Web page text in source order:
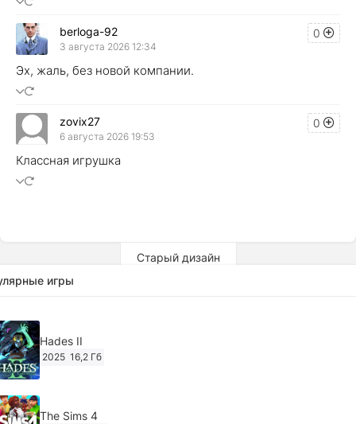
0
berloga-92
3 августа 2026 12:34
Эх, жаль, без новой компании.
0
zovix27
6 августа 2026 19:53
Классная игрушка
Старый дизайн
игры
Hades II
2025 16,2 Гб
The Sims 4